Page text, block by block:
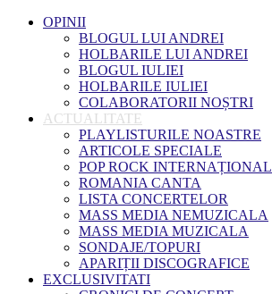
OPINII
BLOGUL LUI ANDREI
HOLBARILE LUI ANDREI
BLOGUL IULIEI
HOLBARILE IULIEI
COLABORATORII NOȘTRI
ACTUALITATE
PLAYLISTURILE NOASTRE
ARTICOLE SPECIALE
POP ROCK INTERNAȚIONAL
ROMANIA CANTA
LISTA CONCERTELOR
MASS MEDIA NEMUZICALA
MASS MEDIA MUZICALA
SONDAJE/TOPURI
APARIȚII DISCOGRAFICE
EXCLUSIVITATI